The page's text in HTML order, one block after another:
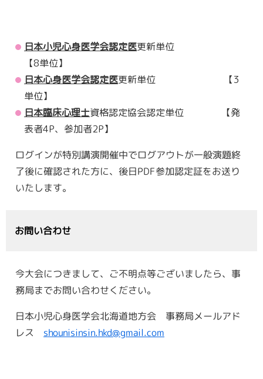
日本小児心身医学会認定医更新単位
【8単位】
日本心身医学会認定医更新単位 【3
単位】
日本臨床心理士資格認定協会認定単位 【発
表者4P、参加者2P】
ログインが特別講演開催中でログアウトが一般演題終
了後に確認された方に、後日PDF参加認定証をお送り
いたします。
お問い合わせ
今大会につきまして、ご不明点等ございましたら、事
務局までお問い合わせください。
日本小児心身医学会北海道地方会 事務局メールアド
レス shounisinsin.hkd@gmail.com